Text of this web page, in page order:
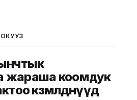
жараша коомдук
көзөмөлдөнүүдө